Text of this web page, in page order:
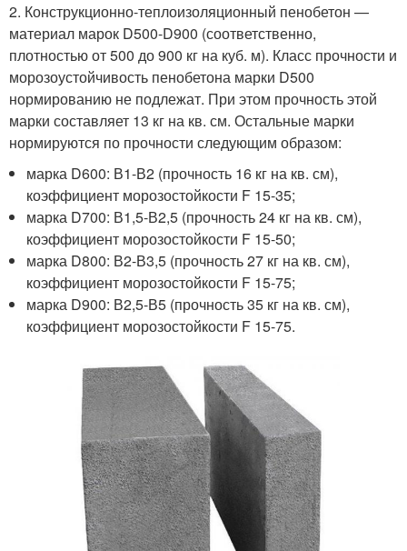
2. Конструкционно-теплоизоляционный пенобетон —
материал марок D500-D900 (соответственно,
плотностью от 500 до 900 кг на куб. м). Класс прочности и
морозоустойчивость пенобетона марки D500
нормированию не подлежат. При этом прочность этой
марки составляет 13 кг на кв. см. Остальные марки
нормируются по прочности следующим образом:
марка D600: В1-В2 (прочность 16 кг на кв. см),
коэффициент морозостойкости F 15-35;
марка D700: В1,5-В2,5 (прочность 24 кг на кв. см),
коэффициент морозостойкости F 15-50;
марка D800: В2-В3,5 (прочность 27 кг на кв. см),
коэффициент морозостойкости F 15-75;
марка D900: В2,5-В5 (прочность 35 кг на кв. см),
коэффициент морозостойкости F 15-75.